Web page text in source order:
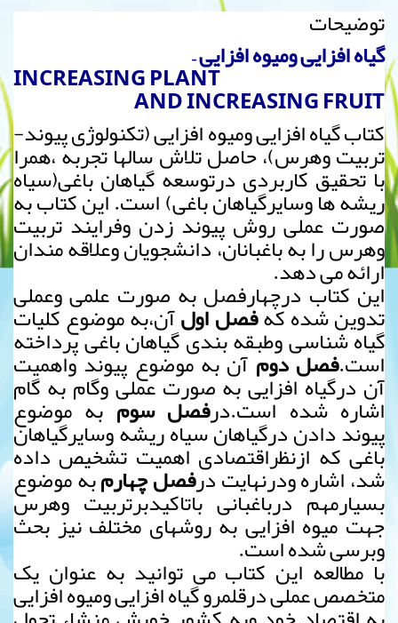
توضیحات
گیاه افزایی ومیوه افزایی –
INCREASING PLANT
AND INCREASING FRUIT
کتاب گیاه افزایی ومیوه افزایی (تکنولوژی پیوند-
تربیت وهرس)، حاصل تلاش سالها تجربه ،همرا
با تحقیق کاربردی درتوسعه گیاهان باغی(سیاه
ریشه ها وسایرگیاهان باغی) است. این کتاب به
صورت عملی روش پیوند زدن وفرایند تربیت
وهرس را به باغبانان، دانشجویان وعلاقه مندان
ارائه می دهد.
این کتاب درچهارفصل به صورت علمی وعملی
تدوین شده کهفصل اولآن،به موضوع کلیات
گیاه شناسی وطبقه بندی گیاهان باغی پرداخته
است.فصل دوم آن به موضوع پیوند واهمیت
آن درگیاه افزایی به صورت عملی وگام به گام
اشاره شده است.درفصل سومبه موضوع
پیوند دادن درگیاهان سیاه ریشه وسایرگیاهان
باغی که ازنظراقتصادی اهمیت تشخیص داده
شد، اشاره ودرنهایت درفصل چهارمبه موضوع
بسیارمهم درباغبانی باتاکیدبرتربیت وهرس
جهت میوه افزایی به روشهای مختلف نیز بحث
وبرسی شده است.
با مطالعه این کتاب می توانید به عنوان یک
متخصص عملی درقلمرو گیاه افزایی ومیوه افزایی